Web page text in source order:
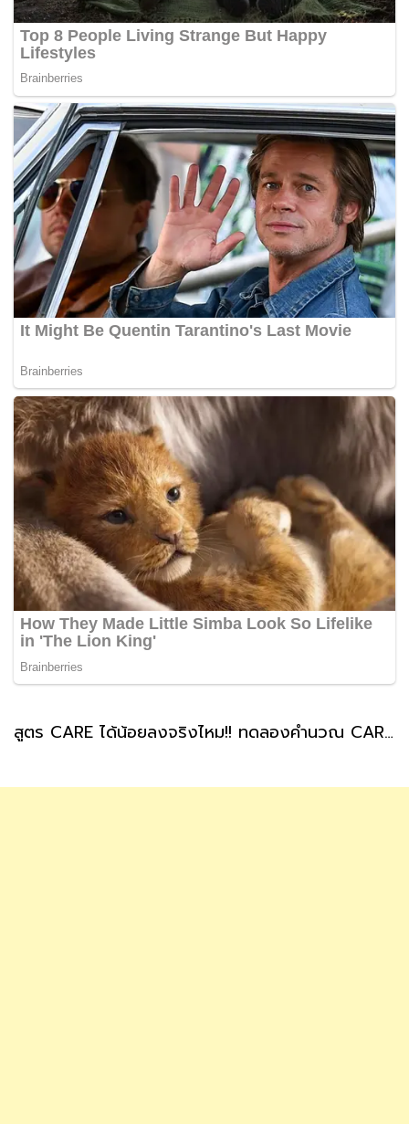
สูตร CARE ได้น้อยลงจริงไหม!! ทดลองคำนวณ CARE บำนาญสูตรใหม่ ทำได้ด้วยตัวเองได้ประมาณกี่บาท